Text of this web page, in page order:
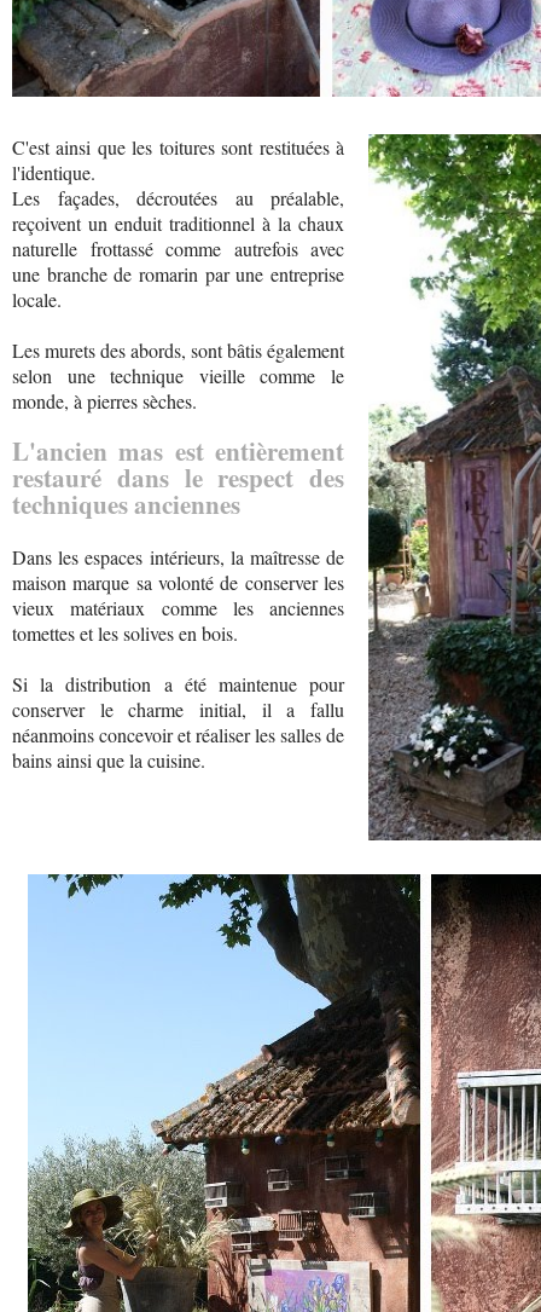
C'est ainsi que les toitures sont restituées à
l'identique.
Les façades, décroutées au préalable,
reçoivent un enduit traditionnel à la chaux
naturelle frottassé comme autrefois avec
une branche de romarin par une entreprise
locale.
Les murets des abords, sont bâtis également
selon une technique vieille comme le
monde, à pierres sèches.
L'ancien mas est entièrement
restauré dans le respect des
techniques anciennes
Dans les espaces intérieurs, la maîtresse de
maison marque sa volonté de conserver les
vieux matériaux comme les anciennes
tomettes et les solives en bois.
Si la distribution a été maintenue pour
conserver le charme initial, il a fallu
néanmoins concevoir et réaliser les salles de
bains ainsi que la cuisine.